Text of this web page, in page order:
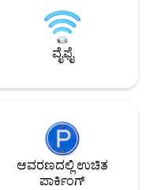
ನಾವು ತುಂಬಾ
ಆಧಾರದ ಮೇಲೆ ಅಗ್ರ
ಪಡೆದಿದ್ದೇವೆ.
ವೈಫೈ
ಆವರಣದಲ್ಲಿ ಉಚಿತ
ಪಾರ್ಕಿಂಗ್